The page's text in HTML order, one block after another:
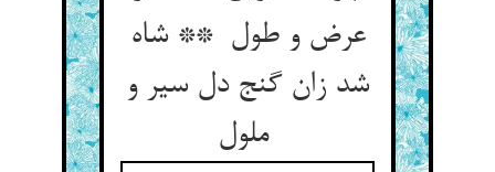
عرض و طول ** شاه
شد زان گنج دل سیر و
ملول